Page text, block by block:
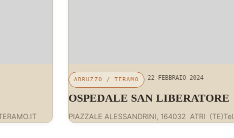
ABRUZZO /TERAMO 22 FEBBRAIO 2024
OSPEDALE SAN LIBERATORE
PIAZZALE ALESSANDRINI, 164032 ATRI